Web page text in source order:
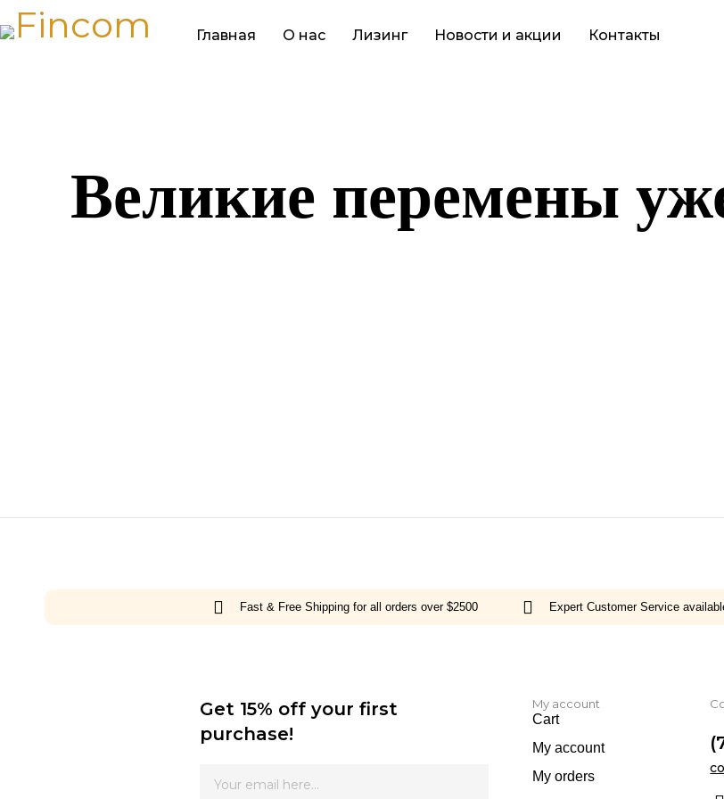
Главная О нас Лизинг Новости и акции Контакты
Великие перемены
Fast & Free Shipping for all orders over $2500 Expert Customer Service
Get 15% off your first
purchase!
My account
Cart
My account
My orders